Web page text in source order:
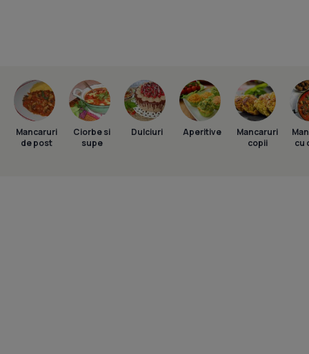
Mancaruri
de post
Ciorbe si
supe
Dulciuri Aperitive
Mancaruri
copii
cu